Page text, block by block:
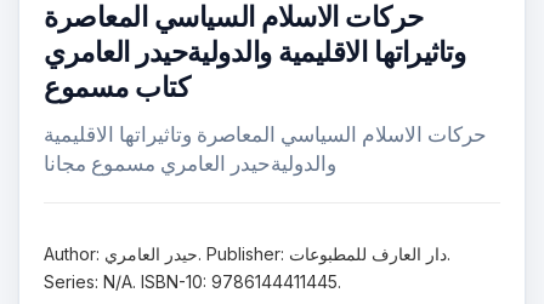
حركات الاسلام السياسي المعاصرة
وتاثيراتها الاقليمية والدوليةحيدر العامري
كتاب مسموع
حركات الاسلام السياسي المعاصرة وتاثيراتها الاقليمية
والدوليةحيدر العامري مسموع مجانا
Author: حيدر العامري. Publisher: دار العارف للمطبوعات.
Series: N/A. ISBN-10: 9786144411445.